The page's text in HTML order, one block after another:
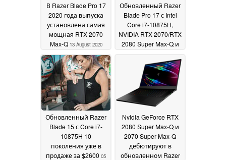
В Razer Blade Pro 17
2020 года выпуска
установлена самая
мощная RTX 2070
Max-Q 13 August 2020
Обновленный Razer
Blade Pro 17 с Intel
Core i7-10875H,
NVIDIA RTX 2070/RTX
2080 Super Max-Q и
дисплеем уже в
продаже
22 May 2020
Обновленный Razer
Blade 15 с Core i7-
10875H 10
поколения уже в
продаже за $2600 05
Nvidia GeForce RTX
2080 Super Max-Q и
2070 Super Max-Q
дебютируют в
обновленном Razer